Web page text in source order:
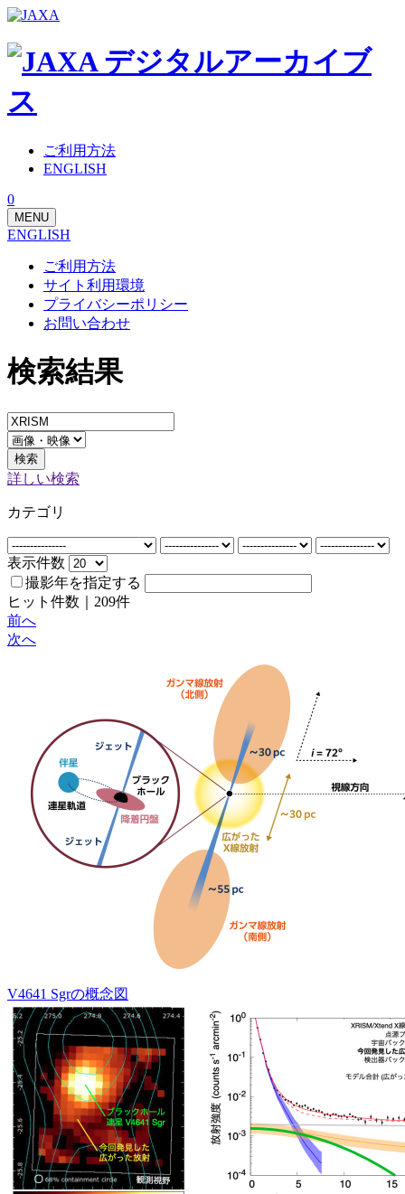
ご利用方法
ENGLISH
0
MENU
ENGLISH
ご利用方法
サイト利用環境
プライバシーポリシー
お問い合わせ
検索結果
検索
詳しい検索
カテゴリ
表示件数
撮影年を指定する
ヒット件数｜ 209件
前へ
次へ
V4641 Sgrの概念図